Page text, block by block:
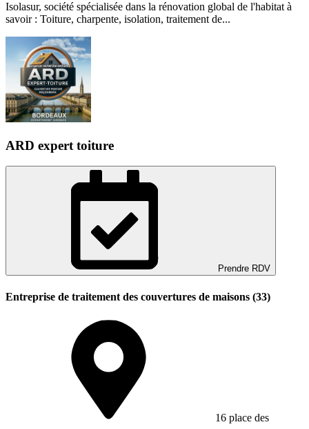
Isolasur, société spécialisée dans la rénovation global de l'habitat à
savoir : Toiture, charpente, isolation, traitement de...
ARD expert toiture
Prendre RDV
Entreprise de traitement des couvertures de maisons (33)
16 place des